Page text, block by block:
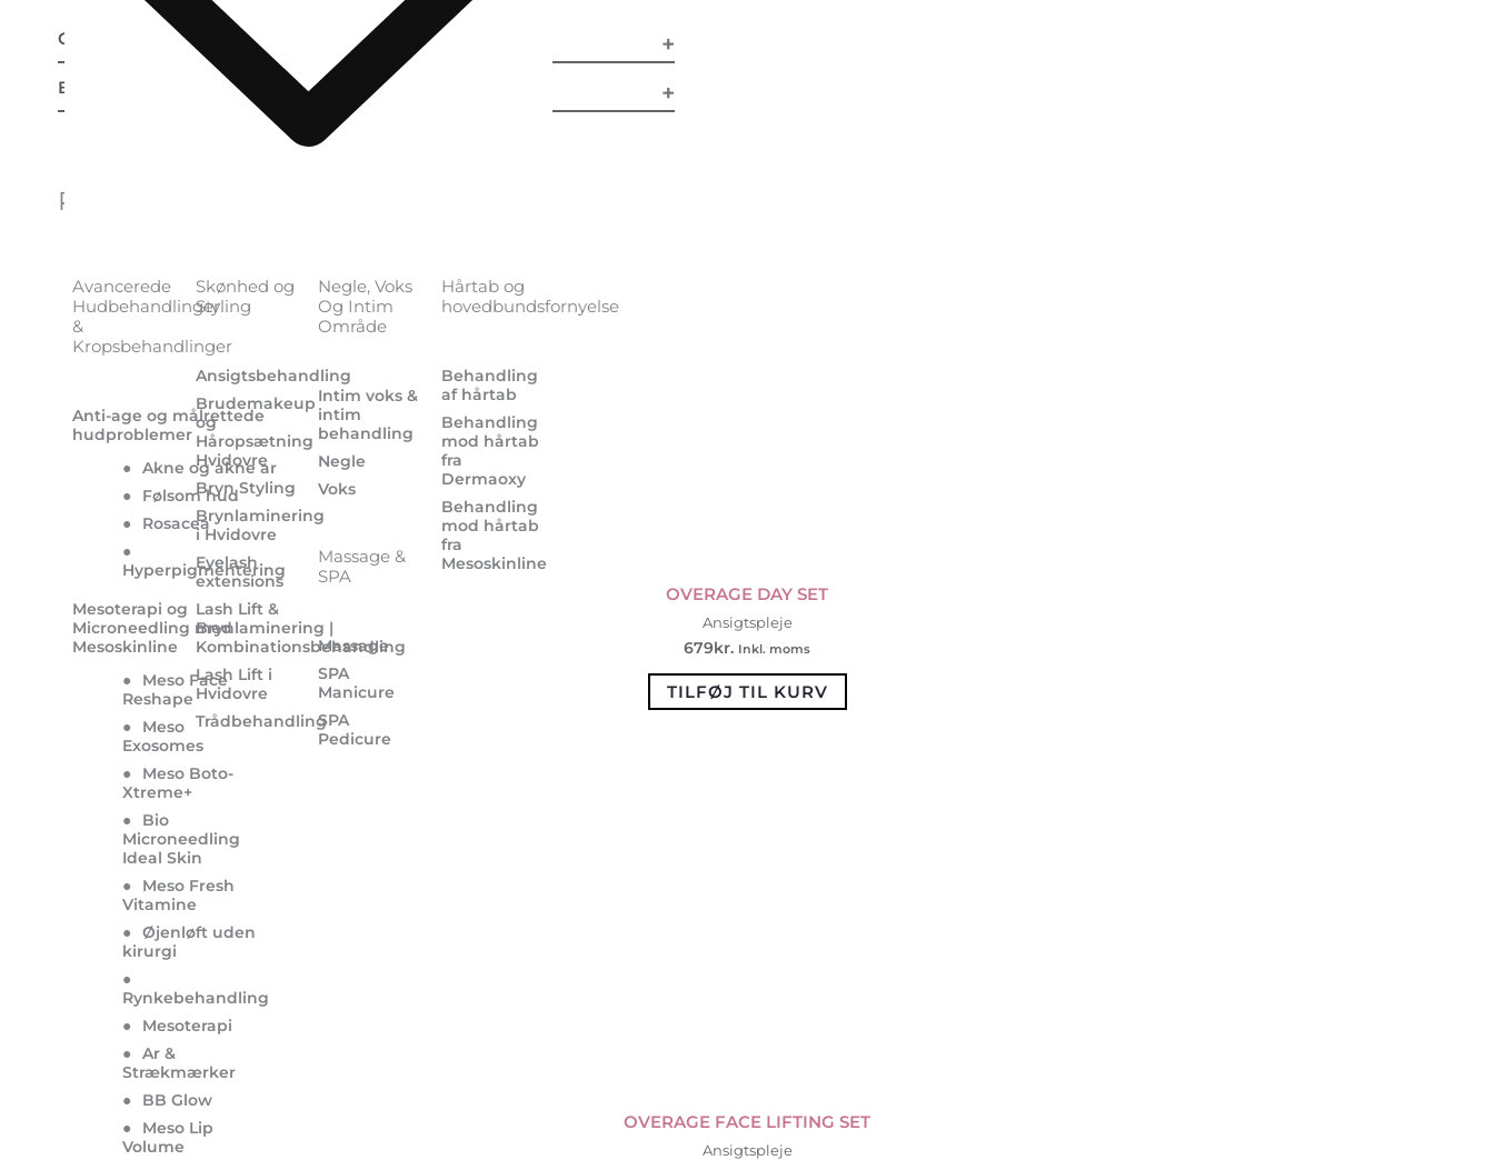
Avancerede
Hudbehandlinger
&
Kropsbehandlinger
Anti-age og målrettede
hudproblemer
●
Akne og akne ar
●
Følsom hud
●
Rosacea
●
Hyperpigmentering
Mesoterapi og
Microneedling med
Mesoskinline
●
Meso Face
Reshape
●
Meso
Exosomes
●
Meso Boto-
Xtreme+
●
Bio
Microneedling
Ideal Skin
●
Meso Fresh
Vitamine
●
Øjenløft uden
kirurgi
●
Rynkebehandling
●
Mesoterapi
●
Ar &
Strækmærker
●
BB Glow
●
Meso Lip
Volume
Skønhed og
Styling
Ansigtsbehandling
Brudemakeup
og
Håropsætning
Hvidovre
Bryn Styling
Brynlaminering
i Hvidovre
Eyelash
extensions
Lash Lift &
Brynlaminering |
Kombinationsbehandling
Lash Lift i
Hvidovre
Trådbehandling
Negle, Voks
Og Intim
Område
Intim voks &
intim
behandling
Negle
Voks
Massage &
SPA
Massage
SPA
Manicure
SPA
Pedicure
Hårtab og
hovedbundsfornyelse
Behandling
af hårtab
Behandling
mod hårtab
fra
Dermaoxy
Behandling
mod hårtab
fra
Mesoskinline
Om mærket
Beskrivelse
Relaterede varer
OVERAGE DAY SET
Ansigtspleje
679kr. Inkl. moms
TILFØJ TIL KURV
OVERAGE FACE LIFTING SET
Ansigtspleje